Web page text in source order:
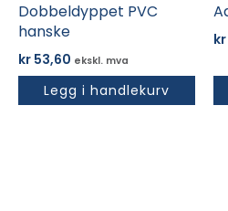
Dobbeldyppet PVC
hanske
kr 53,60 ekskl. mva
Legg i handlekurv
kr